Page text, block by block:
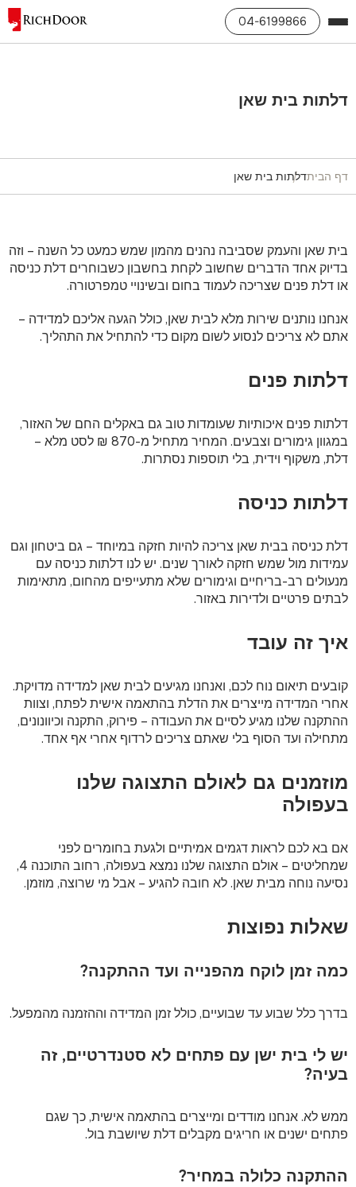
04-6199866
דלתות בית שאן
דף הביתדלתות בית שאן
בית שאן והעמק שסביבה נהנים מהמון שמש כמעט כל השנה – וזה
בדיוק אחד הדברים שחשוב לקחת בחשבון כשבוחרים דלת כניסה
או דלת פנים שצריכה לעמוד בחום ובשינויי טמפרטורה.
אנחנו נותנים שירות מלא לבית שאן, כולל הגעה אליכם למדידה –
אתם לא צריכים לנסוע לשום מקום כדי להתחיל את התהליך.
דלתות פנים
דלתות פנים איכותיות שעומדות טוב גם באקלים החם של האזור,
במגוון גימורים וצבעים. המחיר מתחיל מ-870 ₪ לסט מלא –
דלת, משקוף וידית, בלי תוספות נסתרות.
דלתות כניסה
דלת כניסה בבית שאן צריכה להיות חזקה במיוחד – גם ביטחון וגם
עמידות מול שמש חזקה לאורך שנים. יש לנו דלתות כניסה עם
מנעולים רב-בריחיים וגימורים שלא מתעייפים מהחום, מתאימות
לבתים פרטיים ולדירות באזור.
איך זה עובד
קובעים תיאום נוח לכם, ואנחנו מגיעים לבית שאן למדידה מדויקת.
אחרי המדידה מייצרים את הדלת בהתאמה אישית לפתח, וצוות
ההתקנה שלנו מגיע לסיים את העבודה – פירוק, התקנה וכיוונונים,
מתחילה ועד הסוף בלי שאתם צריכים לרדוף אחרי אף אחד.
מוזמנים גם לאולם התצוגה שלנו
בעפולה
אם בא לכם לראות דגמים אמיתיים ולגעת בחומרים לפני
שמחליטים – אולם התצוגה שלנו נמצא בעפולה, רחוב התוכנה 4,
נסיעה נוחה מבית שאן. לא חובה להגיע – אבל מי שרוצה, מוזמן.
שאלות נפוצות
כמה זמן לוקח מהפנייה ועד ההתקנה?
בדרך כלל שבוע עד שבועיים, כולל זמן המדידה וההזמנה מהמפעל.
יש לי בית ישן עם פתחים לא סטנדרטיים, זה
בעיה?
ממש לא. אנחנו מודדים ומייצרים בהתאמה אישית, כך שגם
פתחים ישנים או חריגים מקבלים דלת שיושבת בול.
ההתקנה כלולה במחיר?